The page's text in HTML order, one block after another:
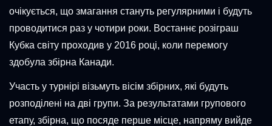
очікується, що змагання стануть регулярними і будуть
проводитися раз у чотири роки. Востаннє розіграш
Кубка світу проходив у 2016 році, коли перемогу
здобула збірна Канади.
Участь у турнірі візьмуть вісім збірних, які будуть
розподілені на дві групи. За результатами групового
етапу, збірна, що посяде перше місце, напряму вийде